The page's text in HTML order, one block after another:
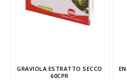
GRAVIOLA ESTRATTO SECCO
60CPR